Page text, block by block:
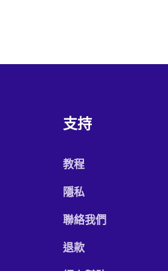
支持
教程
隱私
聯絡我們
退款